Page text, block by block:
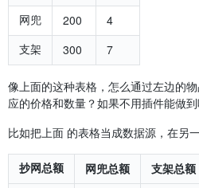
网兜
200
4
支架
300 7
像上面的这种表格，怎么通过左边的
应的价格和数量？如果不用插件能做到
比如把上面 的表格当成数据源，在另
抄网总额 网兜总额
支架总额